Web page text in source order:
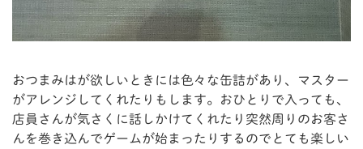
おつまみはが欲しいときには色々な缶詰があり、マスター
がアレンジしてくれたりもします。おひとりで入っても、
店員さんが気さくに話しかけてくれたり突然周りのお客さ
んを巻き込んでゲームが始まったりするのでとても楽しい